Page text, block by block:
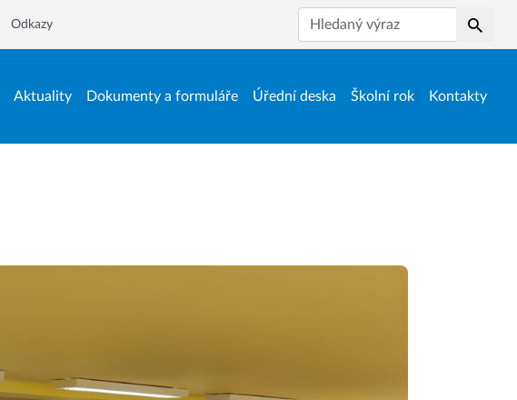
Aktuality Dokumenty a formuláře Úřední deska Školní rok Kontakty
Odkazy
Hledat